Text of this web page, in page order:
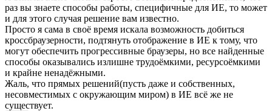
раз вы знаете способы работы, специфичные для ИЕ, то может
и для этого случая решение вам известно.
Просто я сама в своё время искала возможность добиться
кроссбраузерности, подтянуть отображение в ИЕ к тому, что
могут обеспечить прогрессивные браузеры, но все найденные
способы оказывались излишне трудоёмкими, ресурсоёмкими
и крайне ненадёжными.
Жаль, что прямых решений(пусть даже и собственных,
несовместимых с окружающим миром) в ИЕ всё же не
существует.